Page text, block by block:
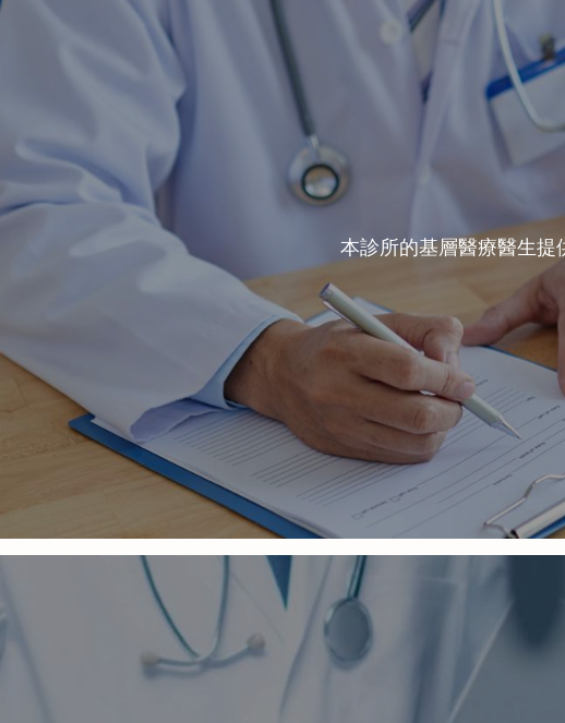
本診所的基層醫療醫生提